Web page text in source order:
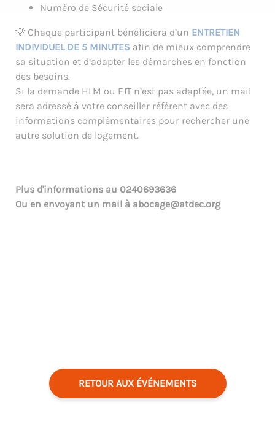
Numéro de Sécurité sociale
💡 Chaque participant bénéficiera d’un ENTRETIEN
INDIVIDUEL DE 5 MINUTES afin de mieux comprendre
sa situation et d’adapter les démarches en fonction
des besoins.
Si la demande HLM ou FJT n’est pas adaptée, un mail
sera adressé à votre conseiller référent avec des
informations complémentaires pour rechercher une
autre solution de logement.
Plus d'informations au 0240693636
Ou en envoyant un mail à abocage@atdec.org
RETOUR AUX ÉVÉNEMENTS